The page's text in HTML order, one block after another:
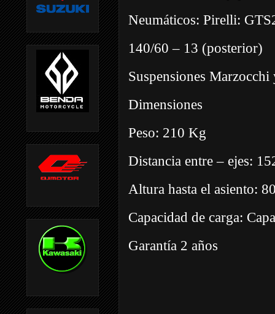
Neumáticos: Pirelli:
140/60 – 13 (posterior)
Suspensiones Marzocchi
Dimensiones
Peso: 210 Kg
Distancia entre – ejes:
Altura hasta el asiento:
Capacidad de carga:
Garantía 2 años